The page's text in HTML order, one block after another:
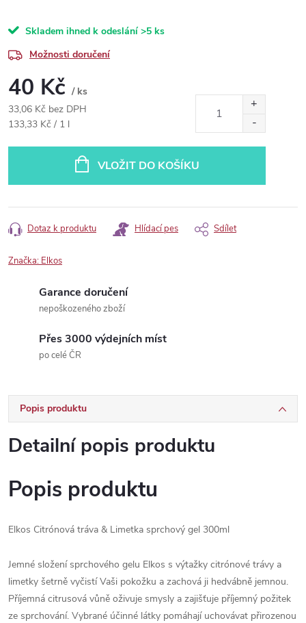
Skladem ihned k odeslání >5 ks
Možnosti doručení
40 Kč / ks
33,06 Kč bez DPH
Měrná
133,33 Kč / 1 l
VLOŽIT DO KOŠÍKU
Dotaz k produktu Hlídací pes Sdílet
Značka: Elkos
Garance doručení
nepoškozeného zboží
Přes 3000 výdejních míst
po celé ČR
Popis produktu
Detailní popis produktu
Popis produktu
Elkos Citrónová tráva & Limetka sprchový gel 300ml
Jemné složení sprchového gelu Elkos s výtažky citrónové trávy a
limetky šetrně vyčistí Vaši pokožku a zachová ji hedvábně jemnou.
Příjemná citrusová vůně oživuje smysly a zajišťuje příjemný požitek
ze sprchování. Vybrané účinné látky pomáhají uchovávat přirozenou